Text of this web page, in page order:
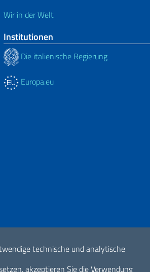
technische und analytische
akzeptieren Sie die Verwendung
Wir in der Welt
Institutionen
Die italienische Regierung
Europa.eu